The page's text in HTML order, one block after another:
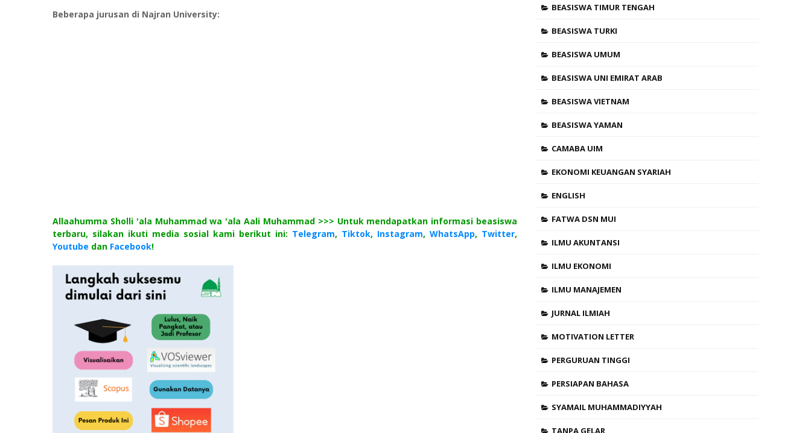
Beberapa jurusan di Najran University:
Allaahumma Sholli 'ala Muhammad wa 'ala Aali Muhammad >>> Untuk mendapatkan informasi beasiswa
terbaru, silakan ikuti media sosial kami berikut ini: Telegram, Tiktok, Instagram, WhatsApp, Twitter,
Youtube dan Facebook!
BEASISWA TIMUR TENGAH
BEASISWA TURKI
BEASISWA UMUM
BEASISWA UNI EMIRAT ARAB
BEASISWA VIETNAM
BEASISWA YAMAN
CAMABA UIM
EKONOMI KEUANGAN SYARIAH
ENGLISH
FATWA DSN MUI
ILMU AKUNTANSI
ILMU EKONOMI
ILMU MANAJEMEN
JURNAL ILMIAH
MOTIVATION LETTER
PERGURUAN TINGGI
PERSIAPAN BAHASA
SYAMAIL MUHAMMADIYYAH
TANPA GELAR